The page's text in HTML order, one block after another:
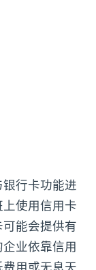
行卡功能进
使用信用卡
能会提供有
业依靠信用
用或无息天